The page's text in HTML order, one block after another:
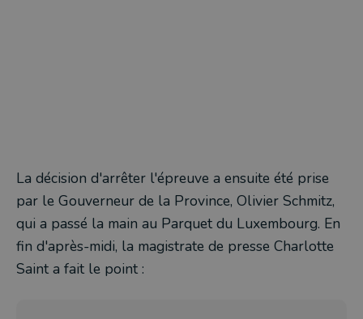
La décision d'arrêter l'épreuve a ensuite été prise
par le Gouverneur de la Province, Olivier Schmitz,
qui a passé la main au Parquet du Luxembourg. En
fin d'après-midi, la magistrate de presse Charlotte
Saint a fait le point :